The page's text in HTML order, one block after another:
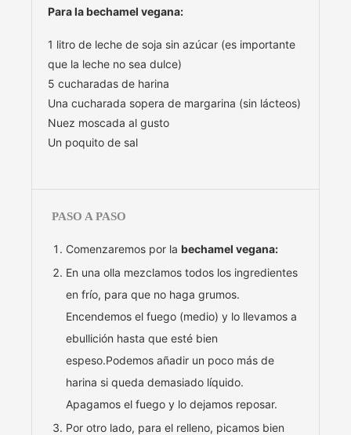
Para la bechamel vegana:
1 litro de leche de soja sin azúcar (es importante
que la leche no sea dulce)
5 cucharadas de harina
Una cucharada sopera de margarina (sin lácteos)
Nuez moscada al gusto
Un poquito de sal
PASO A PASO
Comenzaremos por la bechamel vegana:
En una olla mezclamos todos los ingredientes
en frío, para que no haga grumos.
Encendemos el fuego (medio) y lo llevamos a
ebullición hasta que esté bien
espeso.Podemos añadir un poco más de
harina si queda demasiado líquido.
Apagamos el fuego y lo dejamos reposar.
Por otro lado, para el relleno, picamos bien